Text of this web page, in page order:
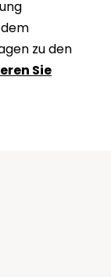
zu den
Sie